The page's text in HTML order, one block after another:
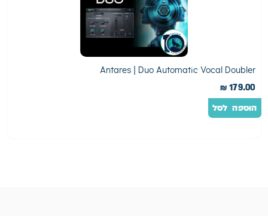
Antares | Duo Automatic Vocal Doubler
₪ 179.00
הוספה לסל